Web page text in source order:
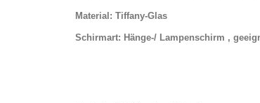
Material: Tiffany-Glas
Schirmart: Hänge-/ Lampenschirm ,